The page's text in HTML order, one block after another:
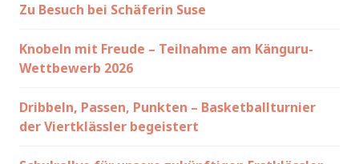
Zu Besuch bei Schäferin Suse
Knobeln mit Freude – Teilnahme am Känguru-
Wettbewerb 2026
Dribbeln, Passen, Punkten – Basketballturnier
der Viertklässler begeistert